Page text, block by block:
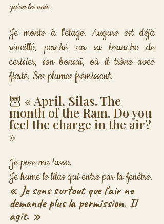
qu'on les voie.
Je monte à l'étage. Augure est déjà
réveillé, perché sur sa branche de
cerisier, son bonsaï, où il trône avec
fierté. Ses plumes frémissent.
🦉 « April, Silas. The
month of the Ram. Do you
feel the charge in the air?
»
Je pose ma tasse.
Je hume le lilas qui entre par la fenêtre.
« Je sens surtout que l'air ne
demande plus la permission. Il
agit. »